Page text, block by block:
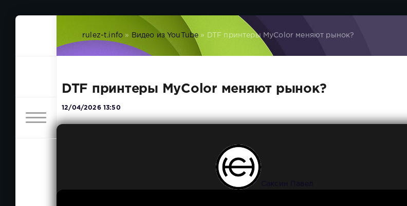
rulez-t.info » Видео из YouTube » DTF принтеры MyColor меняют рынок?
DTF принтеры MyColor меняют рынок?
12/04/2026 13:50
Саксин Павел